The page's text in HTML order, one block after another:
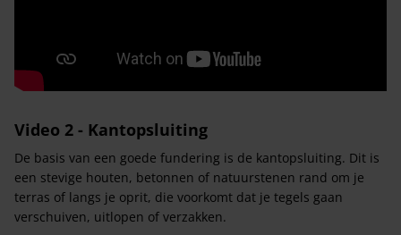
Video 2 - Kantopsluiting
De basis van een goede fundering is de kantopsluiting. Dit is
een stevige houten, betonnen of natuurstenen rand om je
terras of langs je oprit, die voorkomt dat je tegels gaan
verschuiven, uitlopen of verzakken.